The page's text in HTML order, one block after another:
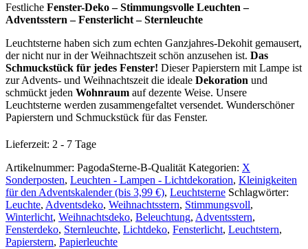
Festliche Fenster-Deko – Stimmungsvolle Leuchten –
Adventsstern – Fensterlicht – Sternleuchte
Leuchtsterne haben sich zum echten Ganzjahres-Dekohit gemausert,
der nicht nur in der Weihnachtszeit schön anzusehen ist. Das
Schmuckstück für jedes Fenster! Dieser Papierstern mit Lampe ist
zur Advents- und Weihnachtszeit die ideale Dekoration und
schmückt jeden Wohnraum auf dezente Weise. Unsere
Leuchtsterne werden zusammengefaltet versendet. Wunderschöner
Papierstern und Schmuckstück für das Fenster.
Lieferzeit: 2 - 7 Tage
Artikelnummer: PagodaSterne-B-Qualität Kategorien: X
Sonderposten, Leuchten - Lampen - Lichtdekoration, Kleinigkeiten
für den Adventskalender (bis 3,99 €), Leuchtsterne Schlagwörter:
Leuchte, Adventsdeko, Weihnachtsstern, Stimmungsvoll,
Winterlicht, Weihnachtsdeko, Beleuchtung, Adventsstern,
Fensterdeko, Sternleuchte, Lichtdeko, Fensterlicht, Leuchtstern,
Papierstern, Papierleuchte